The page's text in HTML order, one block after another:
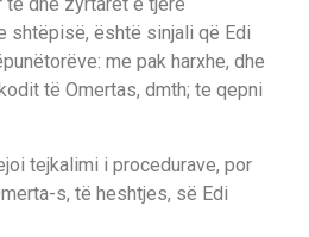
dhe zyrtarët e tjerë
shtëpisë, është sinjali që Edi
me pak harxhe, dhe
të Omertas, dmth; te qepni
tejkalimi i procedurave, por
s, të heshtjes, së Edi